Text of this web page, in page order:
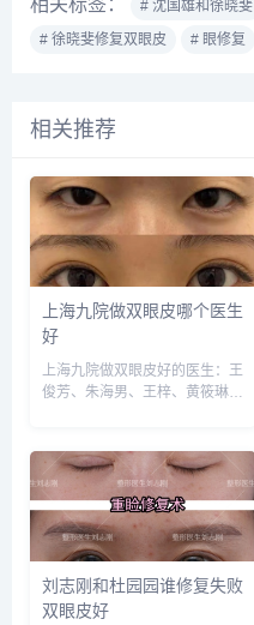
相关标签： # 沈国雄和徐晓斐
# 徐晓斐修复双眼皮
# 眼修复
相关推荐
上海九院做双眼皮哪个医生
好
上海九院做双眼皮好的医生：王
俊芳、朱海男、王梓、黄筱琳、
询添加微信号：
wuyoubianmei，查询更多医生
口碑和案例。...
刘志刚和杜园园谁修复失败
双眼皮好